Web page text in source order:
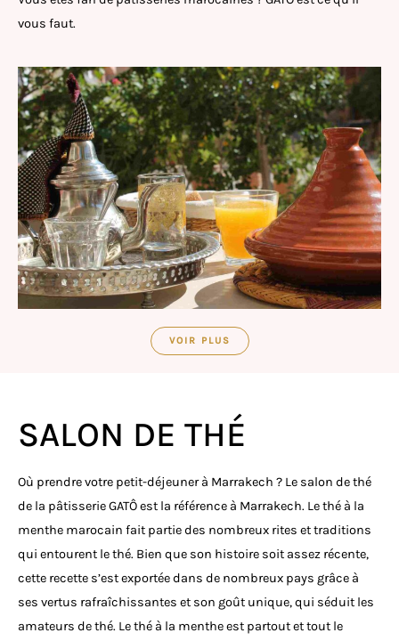
vous faut.
VOIR PLUS
SALON DE THÉ
Où prendre votre petit-déjeuner à Marrakech ? Le salon de thé
de la pâtisserie GATÔ est la référence à Marrakech. Le thé à la
menthe marocain fait partie des nombreux rites et traditions
qui entourent le thé. Bien que son histoire soit assez récente,
cette recette s’est exportée dans de nombreux pays grâce à
ses vertus rafraîchissantes et son goût unique, qui séduit les
amateurs de thé. Le thé à la menthe est partout et tout le